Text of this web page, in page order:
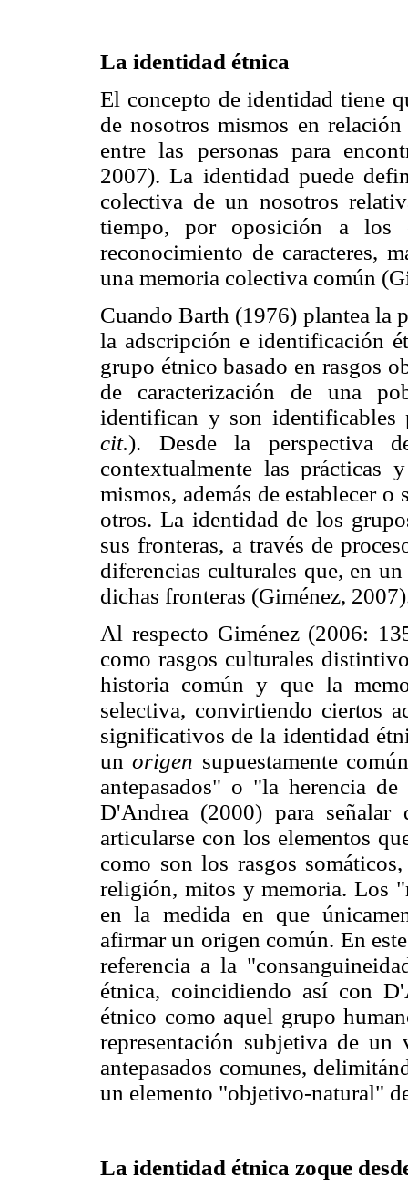
La identidad étnica
El concepto de identidad tiene
de nosotros mismos en
entre las personas para
2007). La identidad puede
colectiva de un nosotros
tiempo, por oposición a
reconocimiento de caracteres,
una memoria colectiva común
Cuando Barth (1976) plantea la
la adscripción e identificación
grupo étnico basado en rasgos
de caracterización de una
identifican y son
cit.). Desde la perspectiva
contextualmente las prácticas
mismos, además de establecer
otros. La identidad de los
sus fronteras, a través de
diferencias culturales que, en
dichas fronteras (Giménez,
Al respecto Giménez (2006:
como rasgos culturales
historia común y que la
selectiva, convirtiendo ciertos
significativos de la identidad
unorigen supuestamente
antepasados" o "la herencia
D'Andrea (2000) para señalar
articularse con los elementos
como son los rasgos
religión, mitos y memoria. Los
en la medida en que
afirmar un origen común. En
referencia a la
étnica, coincidiendo así con
étnico como aquel grupo
representación subjetiva de
antepasados comunes,
un elemento "objetivo-natural"
La identidad étnica zoque